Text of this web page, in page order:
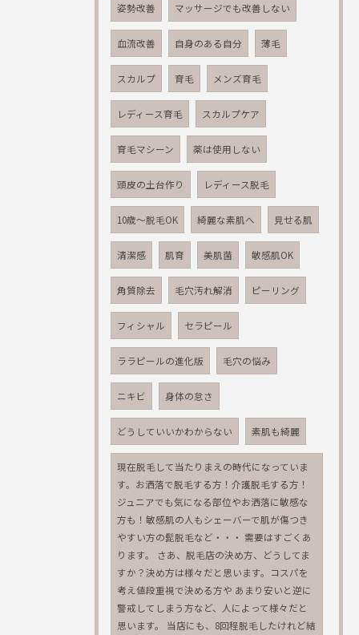
姿勢改善 マッサージでも改善しない
血流改善 自身のある自分 薄毛
スカルプ 育毛 メンズ育毛
レディース育毛 スカルプケア
育毛マシーン 薬は使用しない
頭皮の土台作り レディース脱毛
10歳～脱毛OK 綺麗な素肌へ 見せる肌
清潔感 肌育 美肌菌 敏感肌OK
角質除去 毛穴汚れ解消 ピーリング
フィシャル セラピール
ララピールの進化版 毛穴の悩み
ニキビ 身体の怠さ
どうしていいかわからない 素肌も綺麗
現在脱毛して当たりまえの時代になっていま
す。お洒落で脱毛する方！介護脱毛する方！
ジュニアでも気になる部位やお洒落に敏感な
方も！敏感肌の人もシェーバーで肌が傷つき
やすい方の髭脱毛など・・・ 需要はすごくあ
ります。 さあ、脱毛店の決め方、どうしてま
すか？決め方は様々だと思います。コスパを
考え値段重視で決める方や あまり安いと逆に
警戒してしまう方など、人によって様々だと
思います。 当店にも、8回程脱毛したけれど結